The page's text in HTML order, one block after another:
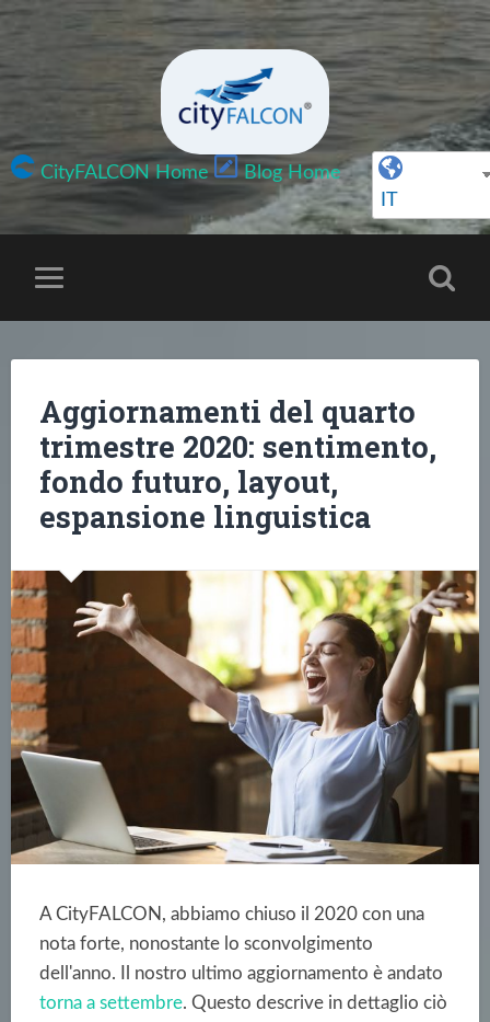
CityFALCON Home
Blog Home
IT
Aggiornamenti del quarto
trimestre 2020: sentimento,
fondo futuro, layout,
espansione linguistica
A CityFALCON, abbiamo chiuso il 2020 con una
nota forte, nonostante lo sconvolgimento
dell'anno. Il nostro ultimo aggiornamento è andato
torna a settembre. Questo descrive in dettaglio ciò